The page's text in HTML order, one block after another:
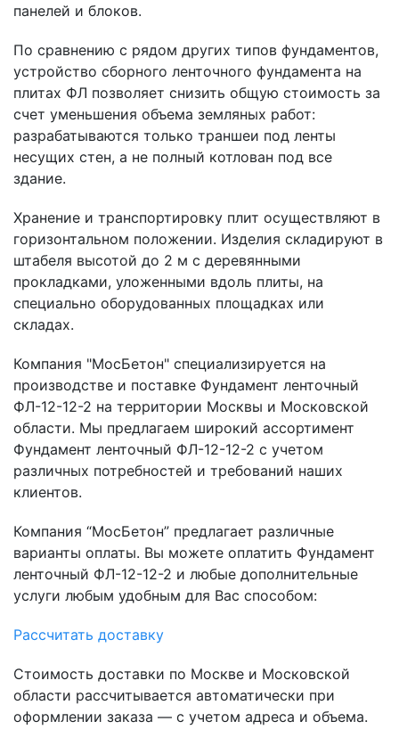
панелей и блоков.
По сравнению с рядом других типов фундаментов,
устройство сборного ленточного фундамента на
плитах ФЛ позволяет снизить общую стоимость за
счет уменьшения объема земляных работ:
разрабатываются только траншеи под ленты
несущих стен, а не полный котлован под все
здание.
Хранение и транспортировку плит осуществляют в
горизонтальном положении. Изделия складируют в
штабеля высотой до 2 м с деревянными
прокладками, уложенными вдоль плиты, на
специально оборудованных площадках или
складах.
Компания "МосБетон" специализируется на
производстве и поставке Фундамент ленточный
ФЛ-12-12-2 на территории Москвы и Московской
области. Мы предлагаем широкий ассортимент
Фундамент ленточный ФЛ-12-12-2 с учетом
различных потребностей и требований наших
клиентов.
Компания “МосБетон” предлагает различные
варианты оплаты. Вы можете оплатить Фундамент
ленточный ФЛ-12-12-2 и любые дополнительные
услуги любым удобным для Вас способом:
Рассчитать доставку
Стоимость доставки по Москве и Московской
области рассчитывается автоматически при
оформлении заказа — с учетом адреса и объема.